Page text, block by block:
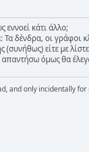
εννοεί κάτι άλλο;
Τα δένδρα, οι
(συνήθως) είτε με
απαντήσω όμως θα
and only incidentally